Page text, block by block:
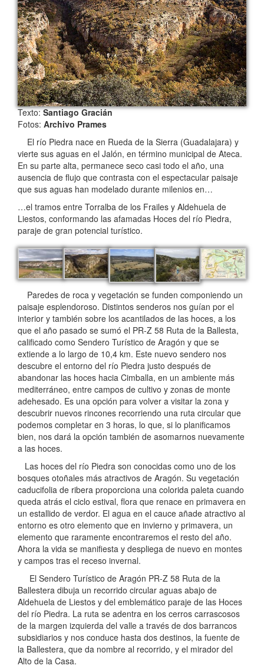
Texto:Santiago Gracián
Fotos: Archivo Prames
El río Piedra nace en Rueda de la Sierra (Guadalajara) y
vierte sus aguas en el Jalón, en término municipal de Ateca.
En su parte alta, permanece seco casi todo el año, una
ausencia de flujo que contrasta con el espectacular paisaje
que sus aguas han modelado durante milenios en…
…el tramos entre Torralba de los Frailes y Aldehuela de
Liestos, conformando las afamadas Hoces del río Piedra,
paraje de gran potencial turístico.
Paredes de roca y vegetación se funden componiendo un
paisaje esplendoroso. Distintos senderos nos guían por el
interior y también sobre los acantilados de las hoces, a los
que el año pasado se sumó el PR-Z 58 Ruta de la Ballesta,
calificado como Sendero Turístico de Aragón y que se
extiende a lo largo de 10,4 km. Este nuevo sendero nos
descubre el entorno del río Piedra justo después de
abandonar las hoces hacia Cimballa, en un ambiente más
mediterráneo, entre campos de cultivo y zonas de monte
adehesado. Es una opción para volver a visitar la zona y
descubrir nuevos rincones recorriendo una ruta circular que
podemos completar en 3 horas, lo que, si lo planificamos
bien, nos dará la opción también de asomarnos nuevamente
a las hoces.
Las hoces del río Piedra son conocidas como uno de los
bosques otoñales más atractivos de Aragón. Su vegetación
caducifolia de ribera proporciona una colorida paleta cuando
queda atrás el ciclo estival, flora que renace en primavera en
un estallido de verdor. El agua en el cauce añade atractivo al
entorno es otro elemento que en invierno y primavera, un
elemento que raramente encontraremos el resto del año.
Ahora la vida se manifiesta y despliega de nuevo en montes
y campos tras el receso invernal.
El Sendero Turístico de Aragón PR-Z 58 Ruta de la
Ballestera dibuja un recorrido circular aguas abajo de
Aldehuela de Liestos y del emblemático paraje de las Hoces
del río Piedra. La ruta se adentra en los cerros carrascosos
de la margen izquierda del valle a través de dos barrancos
subsidiarios y nos conduce hasta dos destinos, la fuente de
la Ballestera, que da nombre al recorrido, y el mirador del
Alto de la Casa.